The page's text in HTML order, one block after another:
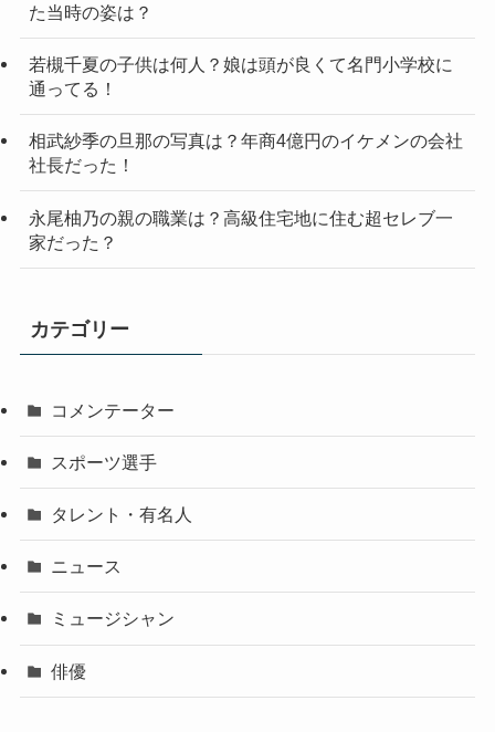
た当時の姿は？
若槻千夏の子供は何人？娘は頭が良くて名門小学校に
通ってる！
相武紗季の旦那の写真は？年商4億円のイケメンの会社
社長だった！
永尾柚乃の親の職業は？高級住宅地に住む超セレブ一
家だった？
カテゴリー
コメンテーター
スポーツ選手
タレント・有名人
ニュース
ミュージシャン
俳優